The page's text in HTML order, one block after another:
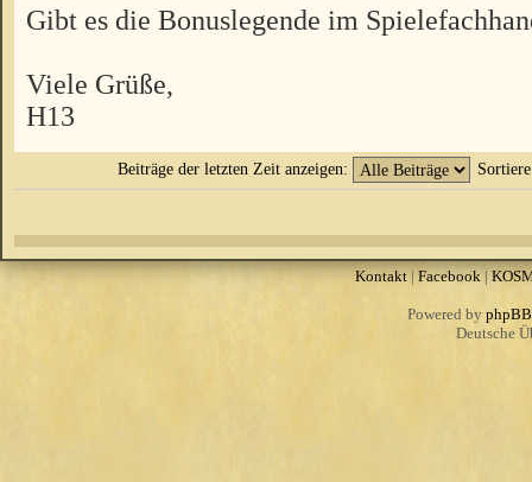
Gibt es die Bonuslegende im
Viele Grüße,
H13
Beiträge der letzten Zeit anzeigen:
Kontakt|Facebook|
Powered by phpBB
Deutsche